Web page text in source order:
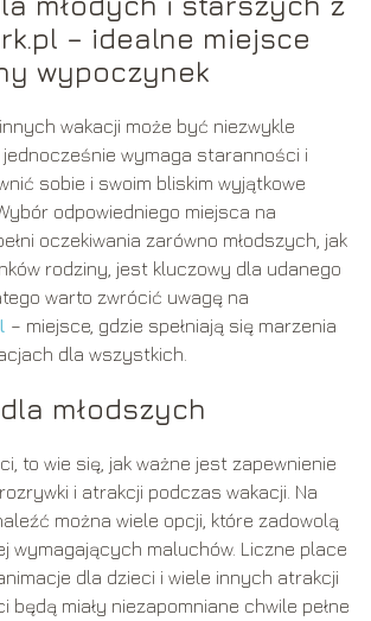
– idealne miejsce
wypoczynek
wakacji może być niezwykle
wymaga staranności i
sobie i swoim bliskim wyjątkowe
odpowiedniego miejsca na
oczekiwania zarówno młodszych, jak
rodziny, jest kluczowy dla udanego
warto zwrócić uwagę na
– miejsce, gdzie spełniają się marzenia
dla wszystkich.
młodszych
to wie się, jak ważne jest zapewnienie
i atrakcji podczas wakacji. Na
można wiele opcji, które zadowolą
wymagających maluchów. Liczne place
dla dzieci i wiele innych atrakcji
będą miały niezapomniane chwile pełne